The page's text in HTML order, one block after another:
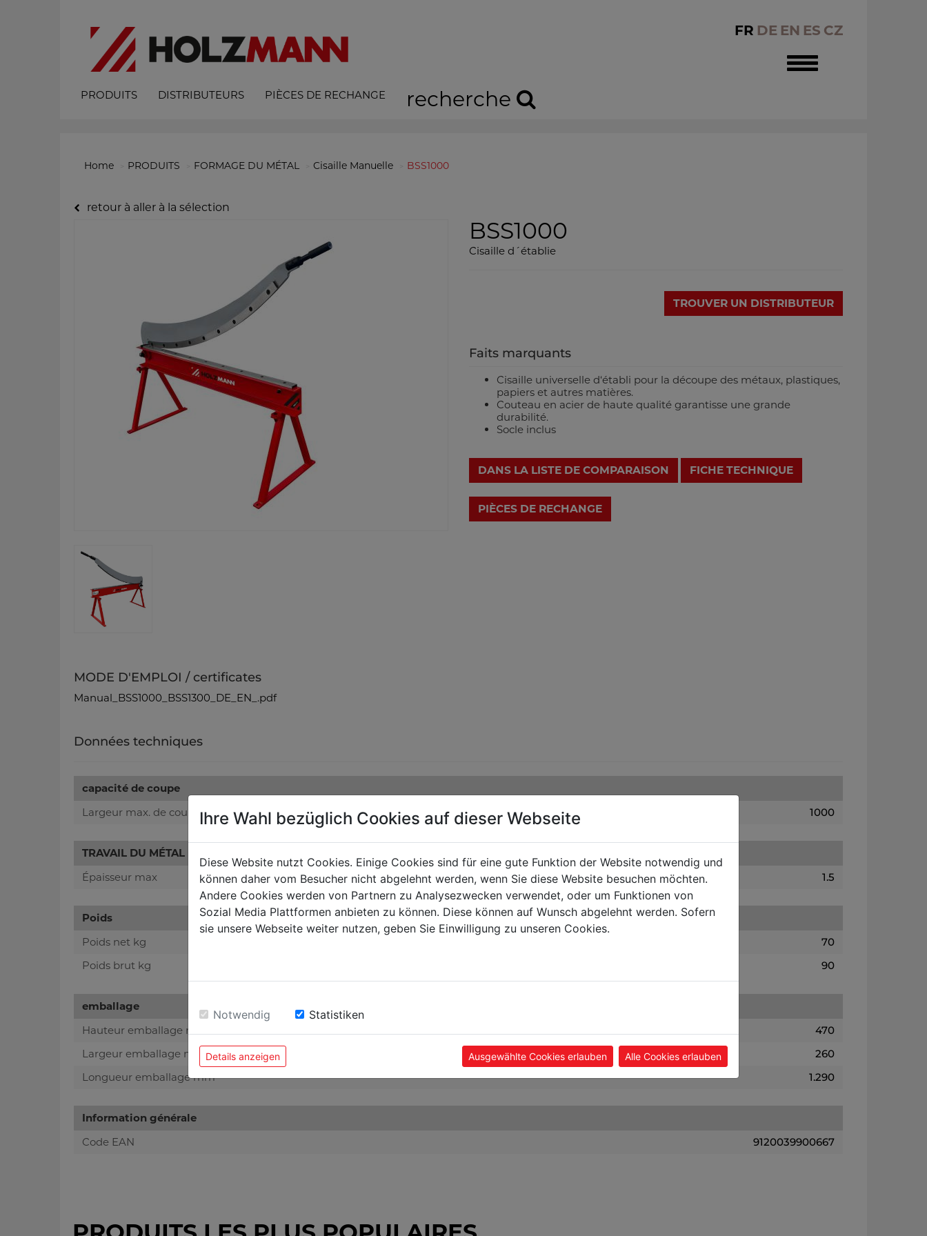
Toggle
navigation
FR DE EN ES CZ
PRODUITS DISTRIBUTEURS PIÈCES DE RECHANGE recherche
Home PRODUITS FORMAGE DU MÉTAL Cisaille Manuelle BSS1000
retour à aller à la sélection
MODE D'EMPLOI / certificates
Manual_BSS1000_BSS1300_DE_EN_.pdf
BSS1000
Cisaille d´établie
TROUVER UN DISTRIBUTEUR
Faits marquants
Cisaille universelle d‘établi pour la découpe des métaux, plastiques,
papiers et autres matières.
Couteau en acier de haute qualité garantisse une grande
durabilité.
Socle inclus
DANS LA LISTE DE COMPARAISON FICHE TECHNIQUE
Données techniques
capacité de coupe
Largeur max. de coupe 90° mm
1000
TRAVAIL DU MÉTAL
Épaisseur max
1.5
Poids
Poids net kg
70
Poids brut kg
90
emballage
Hauteur emballage mm
470
Largeur emballage mm
260
Longueur emballage mm
1.290
Information générale
Code EAN
9120039900667
Ihre Wahl bezüglich Cookies auf dieser Webseite
Diese Website nutzt Cookies. Einige Cookies sind für eine gute Funktion der Website notwendig und
können daher vom Besucher nicht abgelehnt werden, wenn Sie diese Website besuchen möchten.
Andere Cookies werden von Partnern zu Analysezwecken verwendet, oder um Funktionen von
Sozial Media Plattformen anbieten zu können. Diese können auf Wunsch abgelehnt werden. Sofern
sie unsere Webseite weiter nutzen, geben Sie Einwilligung zu unseren Cookies.
Notwendig Statistiken
Details anzeigen Ausgewählte Cookies erlauben Alle Cookies erlauben